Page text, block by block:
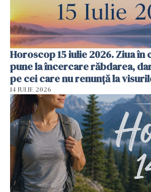
Horoscop 15 iulie 2026. Ziua în
pune la încercare răbdarea,
pe cei care nu renunță la
14 IULIE 2026